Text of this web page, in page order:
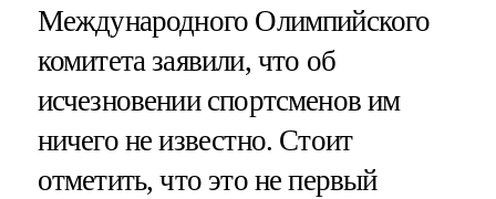
Международного Олимпийского
комитета заявили, что об
исчезновении спортсменов им
ничего не известно. Стоит
отметить, что это не первый